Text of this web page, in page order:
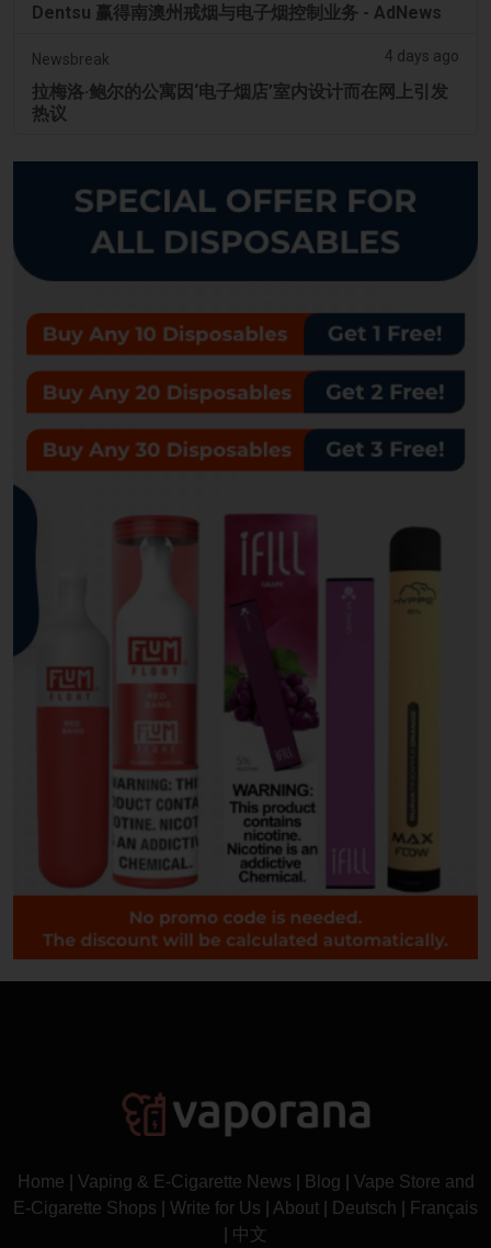
Dentsu 赢得南澳州戒烟与电子烟控制业务 - AdNews
Newsbreak 4 days ago
拉梅洛·鲍尔的公寓因‘电子烟店’室内设计而在网上引发
热议
Home Vaping & E-Cigarette News Blog
Vape Store and
E-Cigarette Shops
Write for Us About Deutsch
Français
中文